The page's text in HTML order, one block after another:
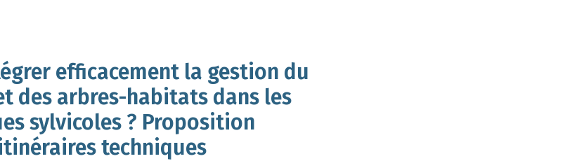
efficacement la gestion du
des arbres-habitats dans les
sylvicoles ? Proposition
techniques